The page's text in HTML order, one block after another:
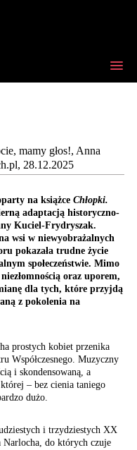
mamy głos!, Anna
28.12.2025
na książce Chłopki.
adaptacją historyczno-
Kuciel-Frydryszak.
wsi w niewyobrażalnych
pokazała trudne życie
społeczeństwie. Mimo
oraz uporem,
dla tych, które przyjdą
z pokolenia na
prostych kobiet przenika
Współczesnego. Muzyczny
i skondensowaną, a
– bez cienia taniego
dużo.
i trzydziestych XX
do których czuje